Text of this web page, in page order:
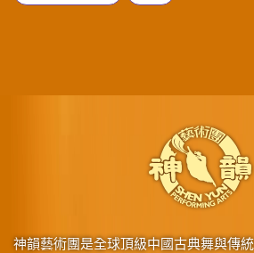
神韻藝術團是全球頂級中國古典舞與傳